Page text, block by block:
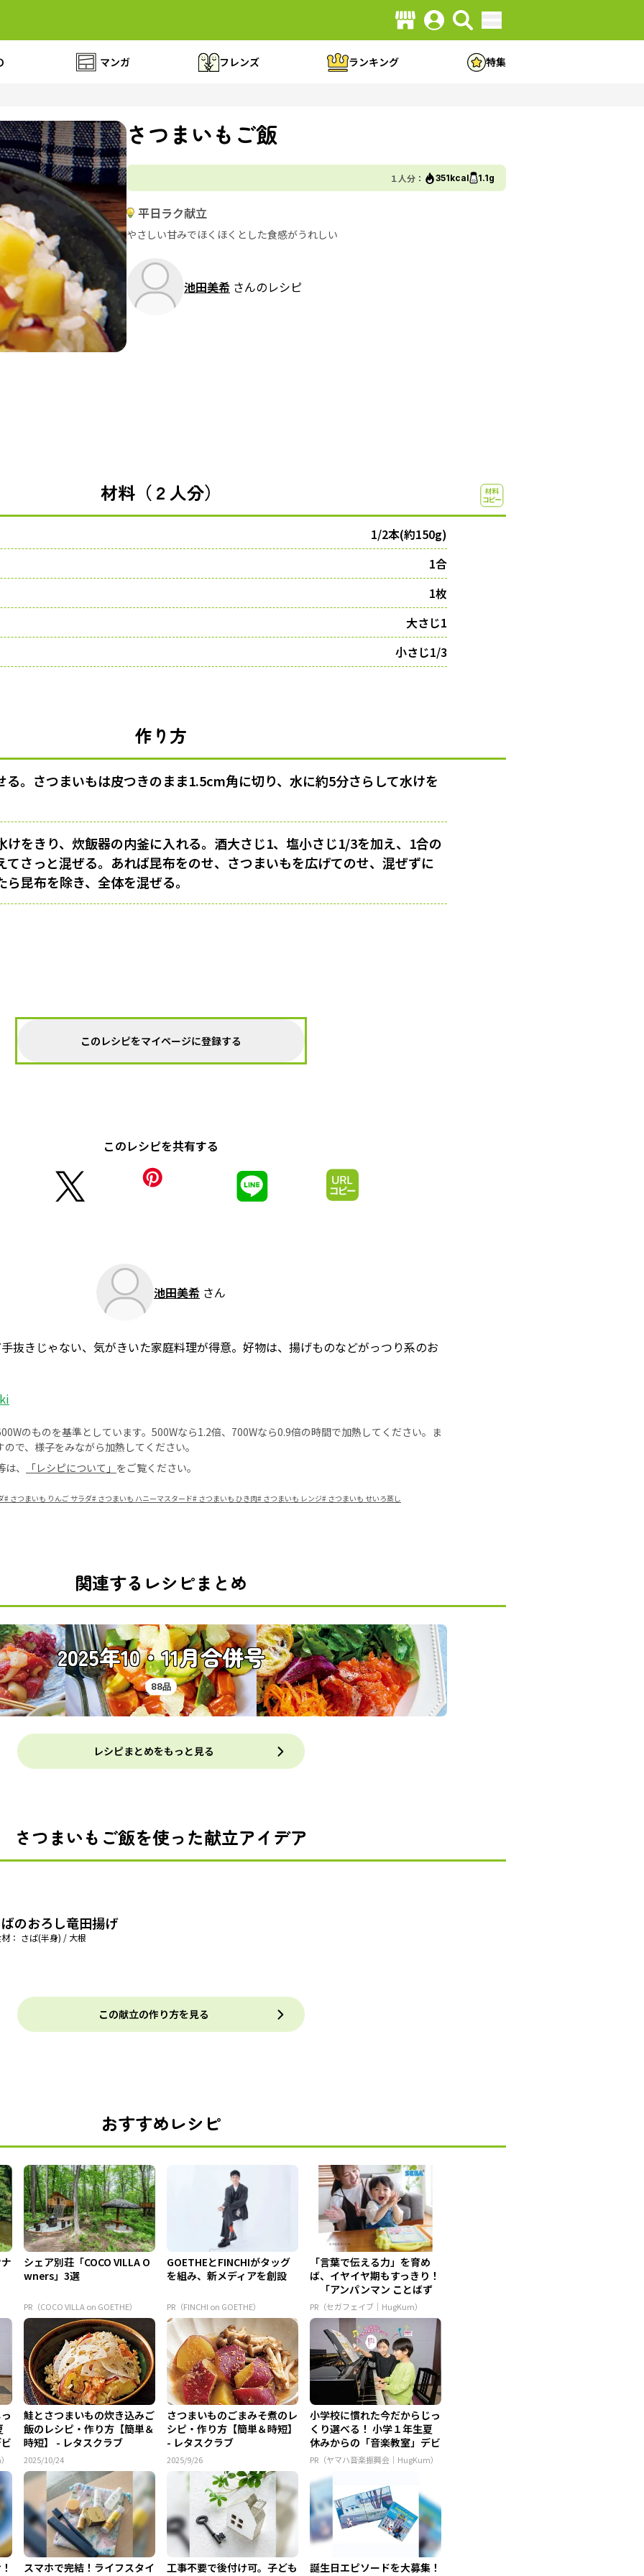
マンガ フレンズ ランキング 特集
さつまいもご飯
１人分： 351kcal 1.1g
平日ラク献立
やさしい甘みでほくほくとした食感がうれしい
池田美希 さんのレシピ
材料（２人分）
1/2本(約150g)
1合
1枚
大さじ1
小さじ1/3
作り方
る。さつまいもは皮つきのまま1.5cm角に切り、水に約5分さらして水けを
けをきり、炊飯器の内釜に入れる。酒大さじ1、塩小さじ1/3を加え、1合の
てさっと混ぜる。あれば昆布をのせ、さつまいもを広げてのせ、混ぜずに
昆布を除き、全体を混ぜる。
このレシピをマイページに登録する
このレシピを共有する
池田美希 さん
抜きじゃない、気がきいた家庭料理が得意。好物は、揚げものなどがっつり系のお
のものを基準としています。500Wなら1.2倍、700Wなら0.9倍の時間で加熱してください。ま
で、様子をみながら加熱してください。
、
「レシピについて」 をご覧ください。
# さつまいも りんご サラダ# さつまいも ハニーマスタード# さつまいも ひき肉# さつまいも レンジ# さつまいも せいろ蒸し
関連するレシピまとめ
2025年10・11月合併号
88品
レシピまとめをもっと見る
さつまいもご飯を使った献立アイデア
のおろし竜田揚げ
材： さば(半身) / 大根
この献立の作り方を見る
おすすめレシピ
シェア別荘「COCO VILLA O
wners」3選
PR（COCO VILLA on GOETHE）
GOETHEとFINCHIがタッグ
を組み、新メディアを創設
PR（FINCHI on GOETHE）
「言葉で伝える力」を育め
ば、イヤイヤ期もすっきり！
「アンパンマン ことばず
かん...
PR（セガフェイブ｜HugKum）
鮭とさつまいもの炊き込みご
飯のレシピ・作り方【簡単＆
時短】 - レタスクラブ
2025/10/24
さつまいものごまみそ煮のレ
シピ・作り方【簡単＆時短】
- レタスクラブ
2025/9/26
小学校に慣れた今だからじっ
くり選べる！ 小学１年生夏
休みからの「音楽教室」デビ
ュ...
PR（ヤマハ音楽振興会｜HugKum）
スマホで完結！ライフスタイ
工事不要で後付け可。子ども
誕生日エピソードを大募集！